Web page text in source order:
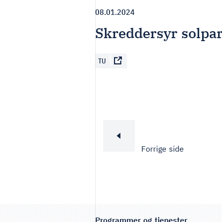
08.01.2024
Skreddersyr
TU
Forrige side
Programmer og tjenester